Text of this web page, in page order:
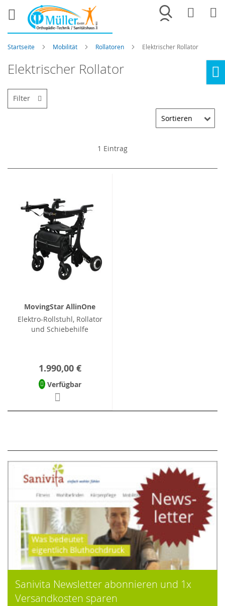
Merkliste
Startseite Mobilität Rollatoren Elektrischer Rollator
Elektrischer Rollator
1 Eintrag
MovingStar AllinOne
Elektro-Rollstuhl, Rollator
und Schiebehilfe
1.990,00 €
Verfügbar
Filter
Sanivita Newsletter abonnieren und 1x
Versandkosten sparen